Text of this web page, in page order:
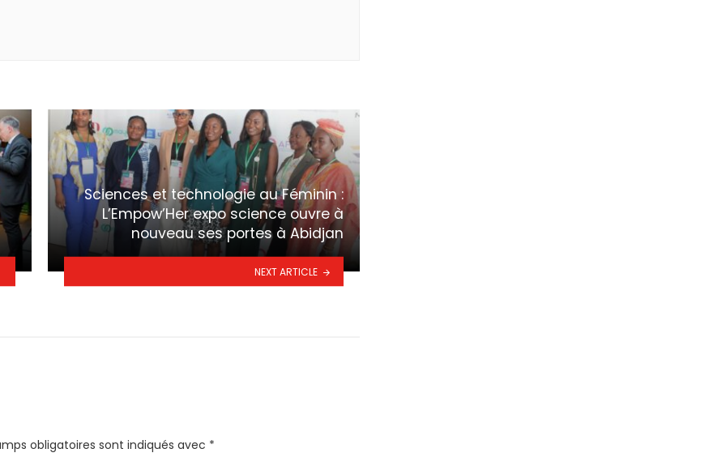
Sciences et technologie au Féminin :
L’Empow’Her expo science ouvre à
nouveau ses portes à Abidjan
NEXT ARTICLE
obligatoires sont indiqués avec *